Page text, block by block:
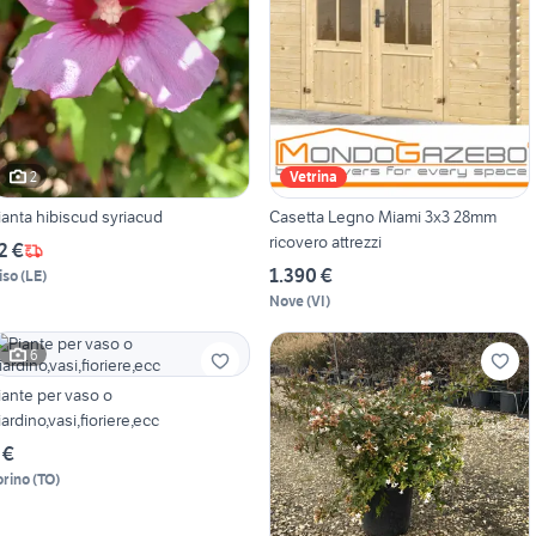
2
hibiscud syriacud
€
(LE)
Vetrina
Casetta Legno Miami 3x3 28mm
ricovero attrezzi
1.390 €
Nove(VI)
6
per vaso o
(TO)